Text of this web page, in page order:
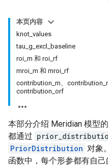
本页内容
knot_values
tau_g_excl_baseline
roi_m 和 roi_rf
mroi_m 和 mroi_rf
contribution_m、
contribution_orf
本部分介绍 Meridian 模型
都通过
PriorDistribution 对象
函数中，每个形参都有自